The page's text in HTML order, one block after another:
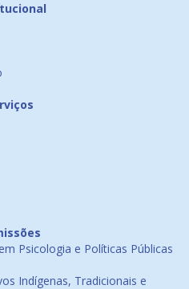
Psicologia e Políticas Públicas
Indígenas, Tradicionais e